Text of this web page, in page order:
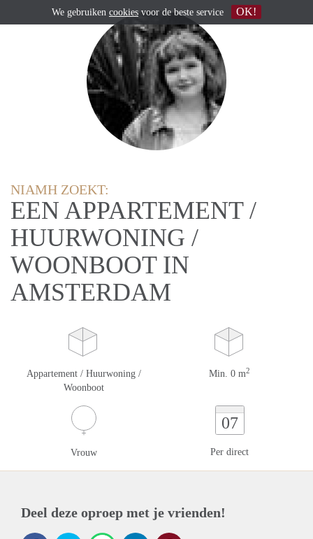
NIAMH ZOEKT:
EEN APPARTEMENT /
HUURWONING /
WOONBOOT IN
AMSTERDAM
Appartement / Huurwoning /
Woonboot
Min. 0 m2
Vrouw
07
Per direct
Deel deze oproep met je vrienden!
We gebruiken cookies voor de beste service OK!